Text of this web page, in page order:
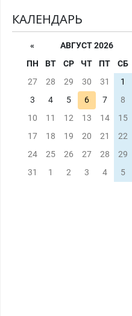
КАЛЕНДАРЬ
«
АВГУСТ 2026
ПН
ВТ СР ЧТ ПТ СБ
27
28 29 30 31 1
3
4 5 6 7 8
10
11 12 13 14 15
17
18 19 20 21 22
24
25 26 27 28 29
31
1 2 3 4 5